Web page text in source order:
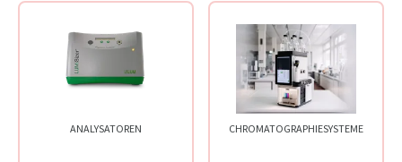
ANALYSATOREN CHROMATOGRAPHIESYSTEME